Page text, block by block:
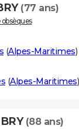
(77 ans)
(Alpes-Maritimes)
(Alpes-Maritimes)
(88 ans)